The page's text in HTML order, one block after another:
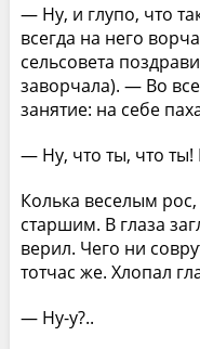
— Ну, и глупо, что
всегда на него
сельсовета
заворчала). — Во
занятие: на себе
— Ну, что ты, что ты!
Колька веселым
старшим. В глаза
верил. Чего ни
тотчас же. Хлопал
— Ну-у?..